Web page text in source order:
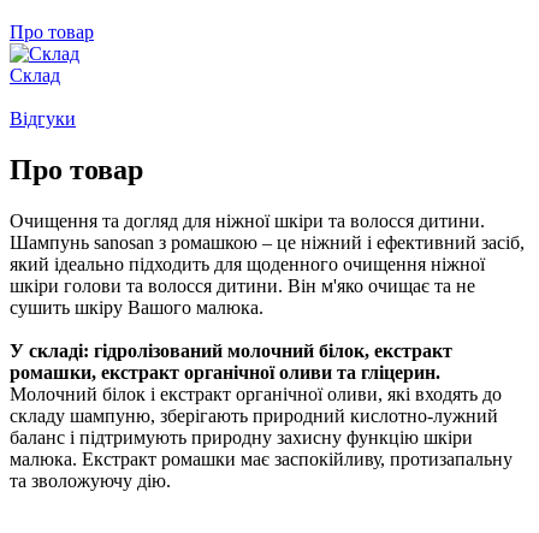
Про товар
Склад
Відгуки
Про товар
Очищення та догляд для ніжної шкіри та волосся дитини.
Шампунь sanosan з ромашкою – це ніжний і ефективний засіб,
який ідеально підходить для щоденного очищення ніжної
шкіри голови та волосся дитини. Він м'яко очищає та не
сушить шкіру Вашого малюка.
У складі: гідролізований молочний білок, екстракт
ромашки, екстракт органічної оливи та гліцерин.
Молочний білок і екстракт органічної оливи, які входять до
складу шампуню, зберігають природний кислотно-лужний
баланс і підтримують природну захисну функцію шкіри
малюка. Екстракт ромашки має заспокійливу, протизапальну
та зволожуючу дію.